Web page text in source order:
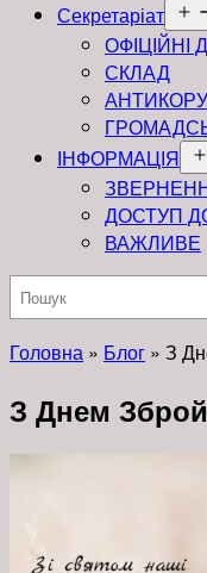
Секретаріат
ОФІЦІЙНІ
СКЛАД
ІНФОРМАЦІЯ
ДОСТУП
ВАЖЛИВЕ
Пошук
Головна » Блог » З
З Днем